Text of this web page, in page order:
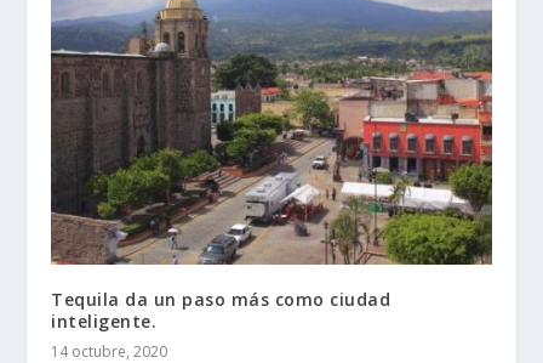
Tequila da un paso más como ciudad
inteligente.
14 octubre, 2020